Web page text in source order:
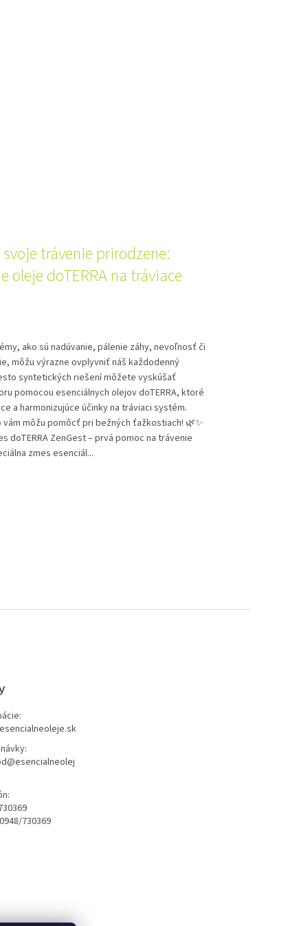
trávenie prirodzene:
oleje doTERRA na tráviace
ako sú nadúvanie, pálenie záhy, nevoľnosť či
môžu výrazne ovplyvniť náš každodenný
syntetických riešení môžete vyskúšať
pomocou esenciálnych olejov doTERRA, ktoré
a harmonizujúce účinky na tráviaci systém.
môžu pomôcť pri bežných ťažkostiach! 🌿✨
doTERRA ZenGest – prvá pomoc na trávenie
zmes esenciál...
0948/730369